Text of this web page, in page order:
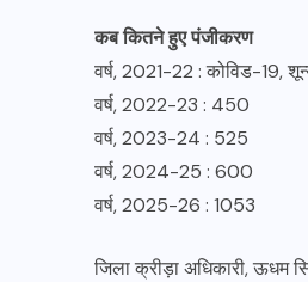
कब कितने हुए पंजीकरण
वर्ष, 2021-22 : कोविड-19,
वर्ष, 2022-23 : 450
वर्ष, 2023-24 : 525
वर्ष, 2024-25 : 600
वर्ष, 2025-26 : 1053
जिला क्रीड़ा अधिकारी, ऊधम